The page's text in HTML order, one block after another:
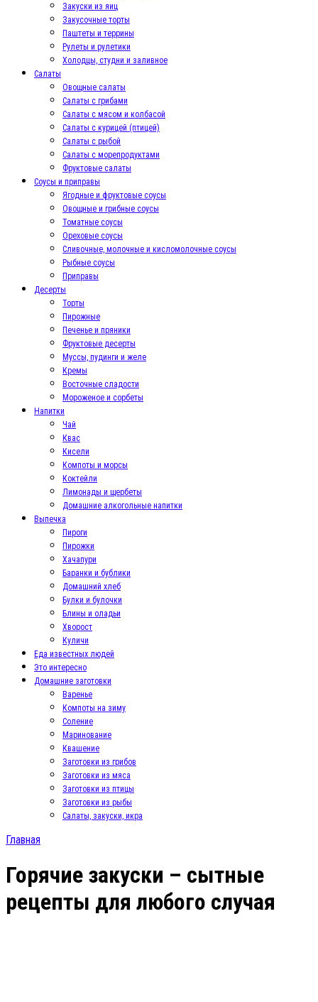
Закуски из яиц
Закусочные торты
Паштеты и террины
Рулеты и рулетики
Холодцы, студни и заливное
Салаты
Овощные салаты
Салаты с грибами
Салаты с мясом и колбасой
Салаты с курицей (птицей)
Салаты с рыбой
Салаты с морепродуктами
Фруктовые салаты
Соусы и приправы
Ягодные и фруктовые соусы
Овощные и грибные соусы
Томатные соусы
Ореховые соусы
Сливочные, молочные и кисломолочные соусы
Рыбные соусы
Приправы
Десерты
Торты
Пирожные
Печенье и пряники
Фруктовые десерты
Муссы, пудинги и желе
Кремы
Восточные сладости
Мороженое и сорбеты
Напитки
Чай
Квас
Кисели
Компоты и морсы
Коктейли
Лимонады и щербеты
Домашние алкогольные напитки
Выпечка
Пироги
Пирожки
Хачапури
Баранки и бублики
Домашний хлеб
Булки и булочки
Блины и оладьи
Хворост
Куличи
Еда известных людей
Это интересно
Домашние заготовки
Варенье
Компоты на зиму
Соление
Маринование
Квашение
Заготовки из грибов
Заготовки из мяса
Заготовки из птицы
Заготовки из рыбы
Салаты, закуски, икра
Главная
Горячие закуски – сытные
рецепты для любого случая